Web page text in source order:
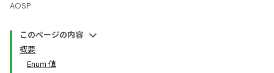
AOSP
このページの内容
概要
Enum 値